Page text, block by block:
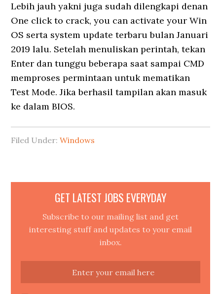
Lebih jauh yakni juga sudah dilengkapi denan
One click to crack, you can activate your Win
OS serta system update terbaru bulan Januari
2019 lalu. Setelah menuliskan perintah, tekan
Enter dan tunggu beberapa saat sampai CMD
memproses permintaan untuk mematikan
Test Mode. Jika berhasil tampilan akan masuk
ke dalam BIOS.
Filed Under:Windows
GET LATEST JOBS EVERYDAY
Subscribe to our mailing list and get
interesting stuff and updates to your email
inbox.